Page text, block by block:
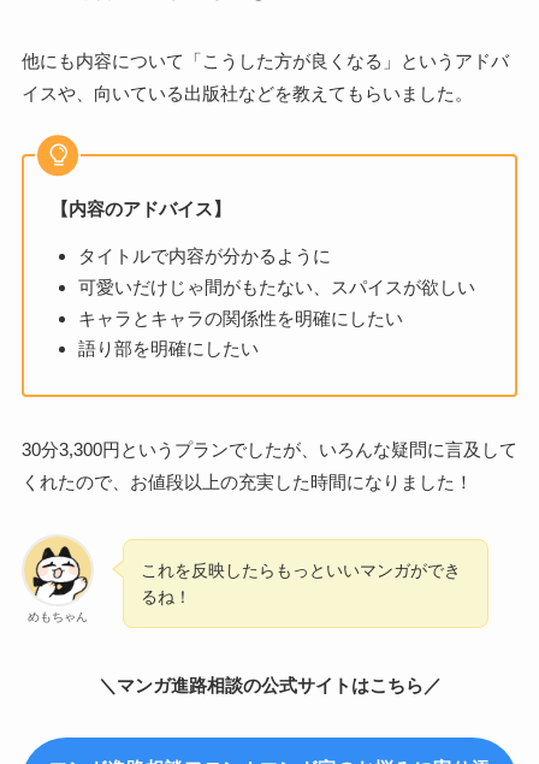
他にも内容について「こうした方が良くなる」というアドバ
イスや、向いている出版社などを教えてもらいました。
【内容のアドバイス】
タイトルで内容が分かるように
可愛いだけじゃ間がもたない、スパイスが欲しい
キャラとキャラの関係性を明確にしたい
語り部を明確にしたい
30分3,300円というプランでしたが、いろんな疑問に言及して
くれたので、お値段以上の充実した時間になりました！
めもちゃん
これを反映したらもっといいマンガができ
るね！
＼マンガ進路相談の公式サイトはこちら／